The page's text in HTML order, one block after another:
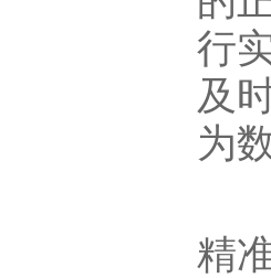
行
及
为
精